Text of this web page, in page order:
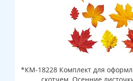
*КМ-18228 Комплект для